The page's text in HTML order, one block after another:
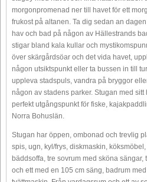
morgonpromenad ner till havet för ett
frukost på altanen. Ta dig sedan an
hav och bad på någon av Hällestrands
stigar bland kala kullar och
över skärgårdsöar och det vida havet,
någon utsiktspunkt eller ta bussen in till
uppleva stadspuls, vandra på bryggor
någon av stadens parker. Stugan med
perfekt utgångspunkt för fiske,
Norra Bohuslän.
Stugan har öppen, ombonad och trevlig
spis, ugn, kyl/frys, diskmaskin,
bäddsoffa, tre sovrum med sköna
och ett med en 105 cm säng, badrum